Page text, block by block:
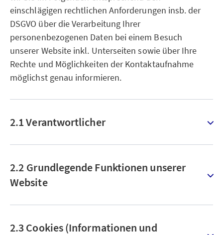
einschlägigen rechtlichen Anforderungen insb. der
DSGVO über die Verarbeitung Ihrer
personenbezogenen Daten bei einem Besuch
unserer Website inkl. Unterseiten sowie über Ihre
Rechte und Möglichkeiten der Kontaktaufnahme
möglichst genau informieren.
2.1 Verantwortlicher
2.2 Grundlegende Funktionen unserer
Website
2.3 Cookies (Informationen und